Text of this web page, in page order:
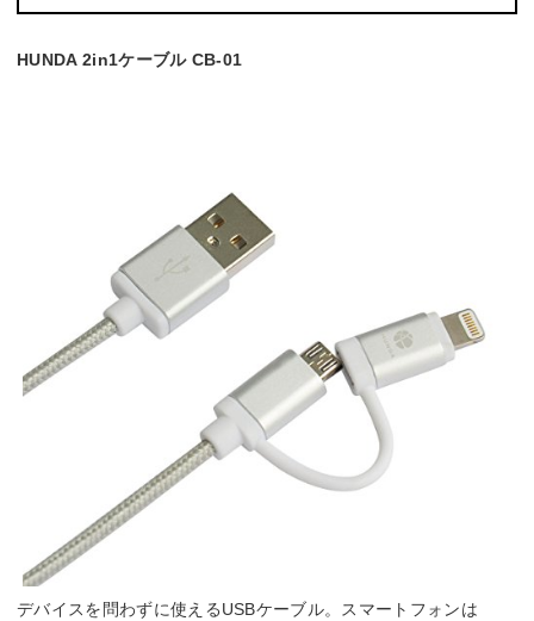
HUNDA 2in1ケーブル CB-01
デバイスを問わずに使えるUSBケーブル。スマートフォンは